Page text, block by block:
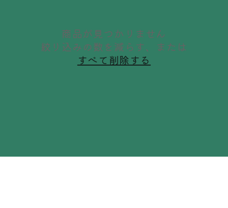
商品が見つかりません
絞り込みの数を減らす、または
すべて削除する